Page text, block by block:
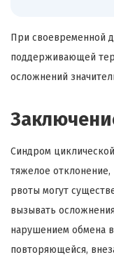
При своевременной
поддерживающей
осложнений
Синдром
тяжелое
рвоты могут
вызывать
нарушением обмена
повторяющейся,